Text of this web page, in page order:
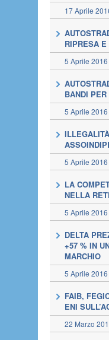
17 Aprile
RIPRESA
5 Aprile 2016
BANDI
5 Aprile 2016
5 Aprile 2016
LA
NELLA
5 Aprile 2016
DELTA
+57 % IN
MARCHIO
5 Aprile 2016
FAIB,
ENI
22 Marzo